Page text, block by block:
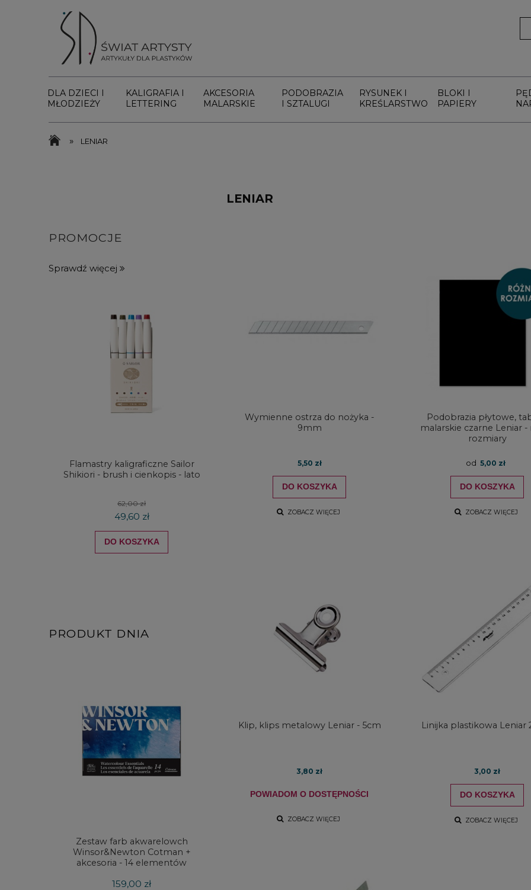
DLA DZIECI I
MŁODZIEŻY
KALIGRAFIA I
LETTERING
AKCESORIA
MALARSKIE
PODOBRAZIA
I SZTALUGI
RYSUNEK I
KREŚLARSTWO
BLOKI I
PAPIERY
» LENIAR
PROMOCJE
Sprawdź więcej
Flamastry kaligraficzne Sailor
Shikiori - brush i cienkopis - lato
62,00 zł
49,60 zł
DO KOSZYKA
Zestaw pędzli syntetycznych
Zieler Premium Mix Media - 5
szt.
33,00 zł
Skalówka do rysunku Derwent
38,25 zł
PRODUKT DNIA
Zestaw farb akwarelowch
Winsor&Newton Cotman +
akcesoria - 14 elementów
159,00 zł
LENIAR
Wymienne ostrza do nożyka -
9mm
5,50 zł
DO KOSZYKA
ZOBACZ WIĘCEJ
Podobrazia płytowe,
malarskie czarne Leniar -
rozmiary
od 5,00 zł
DO KOSZYKA
ZOBACZ WIĘCEJ
Klip, klips metalowy Leniar - 5cm
3,80 zł
POWIADOM O DOSTĘPNOŚCI
ZOBACZ WIĘCEJ
Linijka plastikowa Leniar
3,00 zł
DO KOSZYKA
ZOBACZ WIĘCEJ